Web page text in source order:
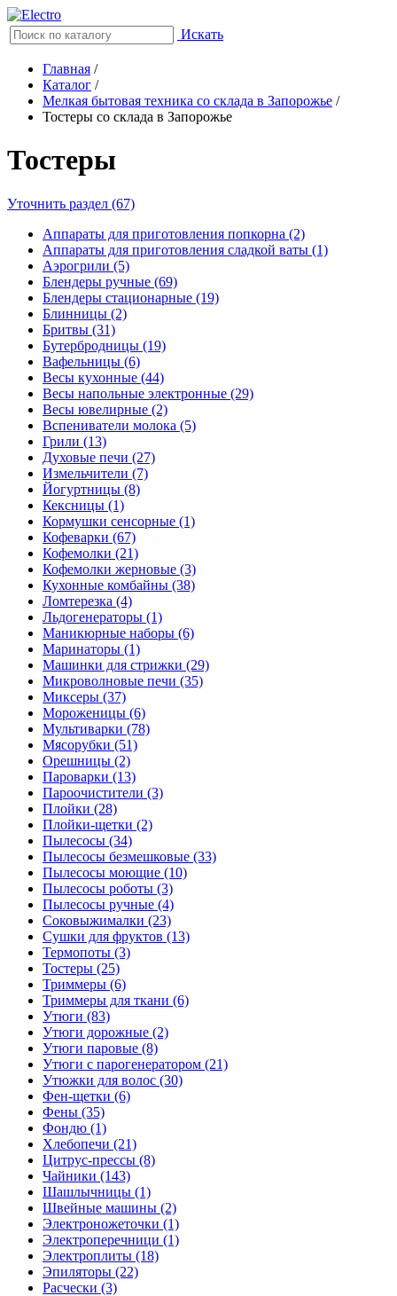
Искать
Главная /
Каталог /
Мелкая бытовая техника со склада в Запорожье /
Тостеры со склада в Запорожье
Тостеры
Уточнить раздел (67)
Аппараты для приготовления попкорна (2)
Аппараты для приготовления сладкой ваты (1)
Аэрогрили (5)
Блендеры ручные (69)
Блендеры стационарные (19)
Блинницы (2)
Бритвы (31)
Бутербродницы (19)
Вафельницы (6)
Весы кухонные (44)
Весы напольные электронные (29)
Весы ювелирные (2)
Вспениватели молока (5)
Грили (13)
Духовые печи (27)
Измельчители (7)
Йогуртницы (8)
Кексницы (1)
Кормушки сенсорные (1)
Кофеварки (67)
Кофемолки (21)
Кофемолки жерновые (3)
Кухонные комбайны (38)
Ломтерезка (4)
Льдогенераторы (1)
Маникюрные наборы (6)
Маринаторы (1)
Машинки для стрижки (29)
Микроволновые печи (35)
Миксеры (37)
Мороженицы (6)
Мультиварки (78)
Мясорубки (51)
Орешницы (2)
Пароварки (13)
Пароочистители (3)
Плойки (28)
Плойки-щетки (2)
Пылесосы (34)
Пылесосы безмешковые (33)
Пылесосы моющие (10)
Пылесосы роботы (3)
Пылесосы ручные (4)
Соковыжималки (23)
Сушки для фруктов (13)
Термопоты (3)
Тостеры (25)
Триммеры (6)
Триммеры для ткани (6)
Утюги (83)
Утюги дорожные (2)
Утюги паровые (8)
Утюги с парогенератором (21)
Утюжки для волос (30)
Фен-щетки (6)
Фены (35)
Фондю (1)
Хлебопечи (21)
Цитрус-прессы (8)
Чайники (143)
Шашлычницы (1)
Швейные машины (2)
Электроножеточки (1)
Электроперечници (1)
Электроплиты (18)
Эпиляторы (22)
Расчески (3)